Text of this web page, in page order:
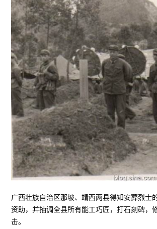
广西壮族自治区那坡、靖西两县得知安葬烈士
资助，并抽调全县所有能工巧匠，打石刻碑，
击。